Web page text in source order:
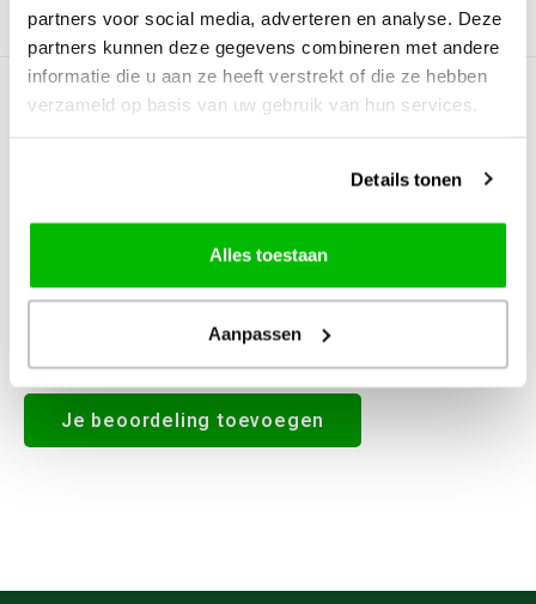
partners voor social media, adverteren en analyse. Deze
partners kunnen deze gegevens combineren met andere
informatie die u aan ze heeft verstrekt of die ze hebben
verzameld op basis van uw gebruik van hun services.
Details tonen
Alles toestaan
Aanpassen
Productomschrijving
0STERREN OP BASIS VAN0
Alle reviews
Je beoordeling toevoegen